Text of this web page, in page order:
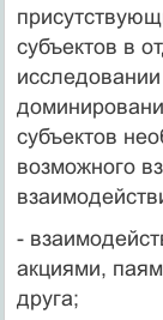
субъектов в
субъектов
возможного
-
акциями,
друга;